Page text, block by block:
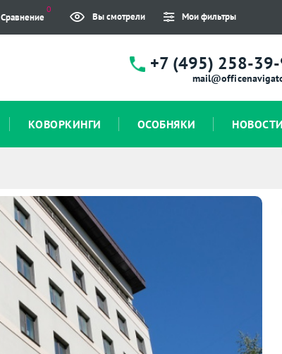
Сравнение
0
Вы смотрели Мои фильтры
+7 (495) 258-
КОВОРКИНГИ ОСОБНЯКИ НОВОСТИ